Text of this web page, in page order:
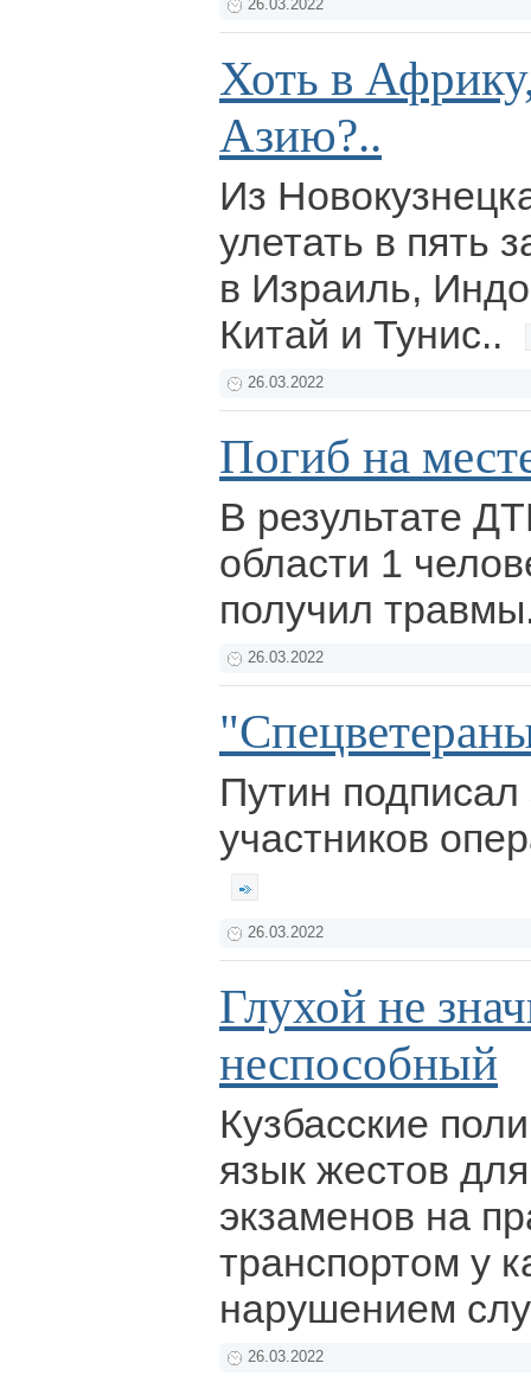
26.03.2022
Хоть в
Азию?..
Из
улетать в пять
в Израиль,
Китай и Тунис..
26.03.2022
Погиб на
В результате
области 1
получил
26.03.2022
Путин подписал
участников
26.03.2022
Глухой не
неспособный
Кузбасские
язык жестов
экзаменов на
транспортом у
нарушением
26.03.2022